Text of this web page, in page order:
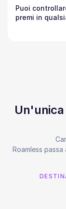
Puoi
premi in
Roamless